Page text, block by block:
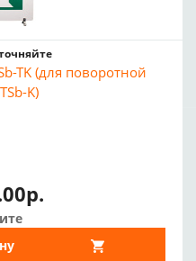
TK (для поворотной
K)